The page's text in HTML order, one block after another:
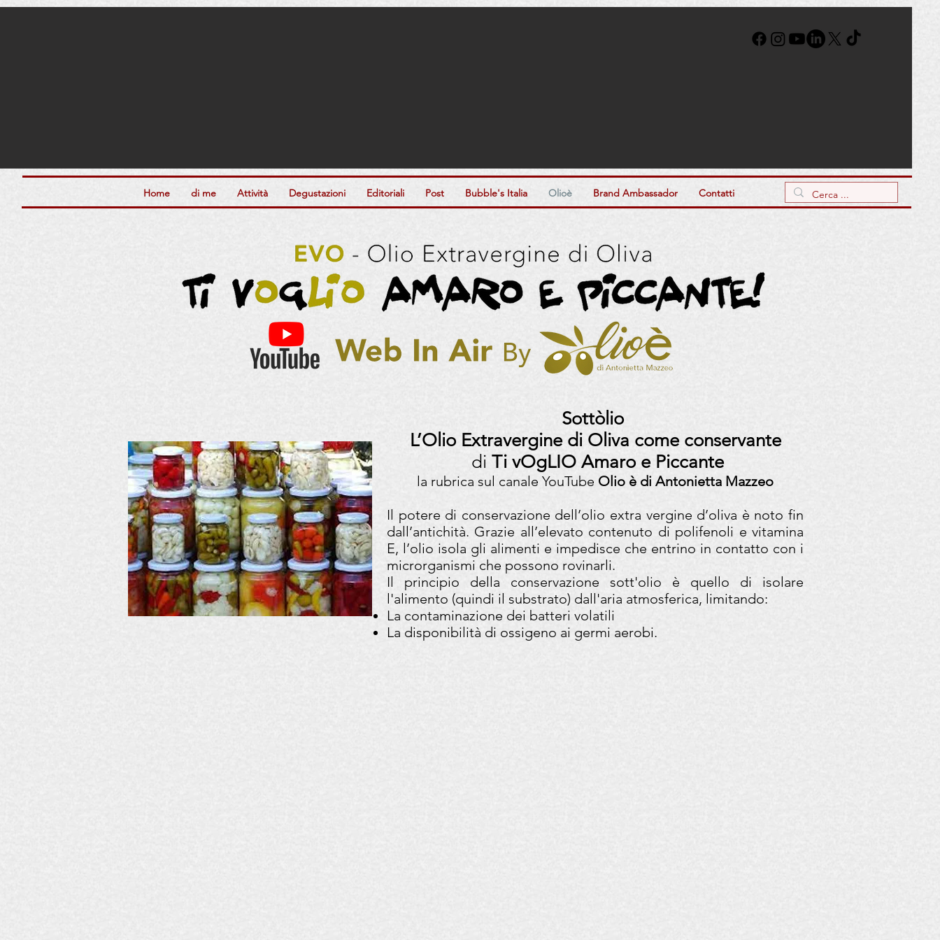
Home di me Attività Degustazioni Editoriali Post Bubble's Italia Olioè Brand Ambassador Contatti
Sottòlio
L’Olio Extravergine di Oliva come conservante
di Ti vOgLIO Amaro e Piccante
la rubrica sul canale YouTube Olio è di Antonietta Mazzeo
Il potere di conservazione dell’olio extra vergine d’oliva è noto fin
dall’antichità. Grazie all’elevato contenuto di polifenoli e vitamina
E, l’olio isola gli alimenti e impedisce che entrino in contatto con i
microrganismi che possono rovinarli.
Il principio della conservazione sott'olio è quello di isolare
l'alimento (quindi il substrato) dall'aria atmosferica, limitando:
La contaminazione dei batteri volatili
La disponibilità di ossigeno ai germi aerobi.